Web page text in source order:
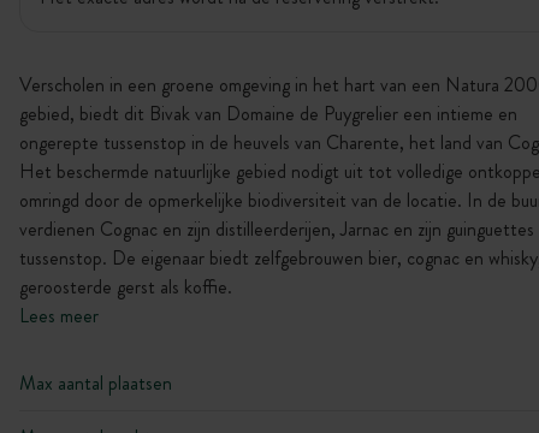
Verscholen in een groene omgeving in het hart van een Natura
gebied, biedt dit Bivak van Domaine de Puygrelier een intieme en
ongerepte tussenstop in de heuvels van Charente, het land van
Het beschermde natuurlijke gebied nodigt uit tot volledige
omringd door de opmerkelijke biodiversiteit van de locatie. In de
verdienen Cognac en zijn distilleerderijen, Jarnac en zijn
tussenstop. De eigenaar biedt zelfgebrouwen bier, cognac en
geroosterde gerst als koffie.
Lees meer
Max aantal plaatsen